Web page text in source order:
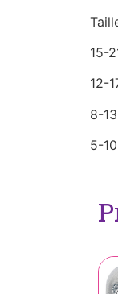
15-
12-
8-
5-